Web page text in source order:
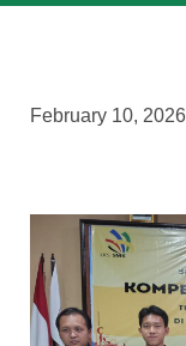
February 10, 2026